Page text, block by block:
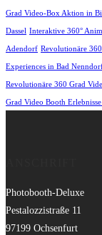
Grad Video-Box Aktion in
Dassel Interaktive 360°
Adendorf Revolutionäre
Experiences in Bad
Revolutionäre 360 Grad
Grad Video Booth
Photobooth-Deluxe
Pestalozzistraße 11
97199 Ochsenfurt